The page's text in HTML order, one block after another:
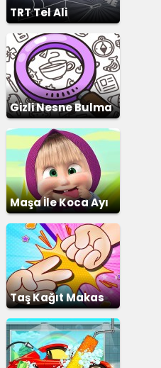
TRT Tel Ali
Gizli Nesne Bulma
Maşa İle Koca Ayı
Taş Kağıt Makas